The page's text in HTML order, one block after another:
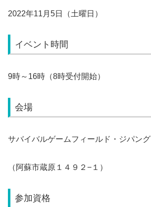
2022年11月5日（土曜日）
イベント時間
9時～16時（8時受付開始）
会場
サバイバルゲームフィールド・ジパング
（阿蘇市蔵原１４９２−１）
参加資格